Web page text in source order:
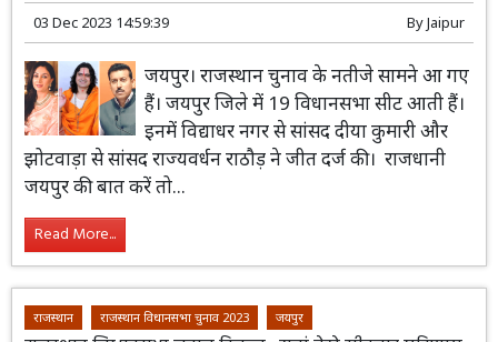
03 Dec 2023 14:59:39 ByJaipur
जयपुर। राजस्थान चुनाव के नतीजे सामने आ गए
हैं। जयपुर जिले में 19 विधानसभा सीट आती हैं।
इनमें विद्याधर नगर से सांसद दीया कुमारी और
झोटवाड़ा से सांसद राज्यवर्धन राठौड़ ने जीत दर्ज की। राजधानी
जयपुर की बात करें तो...
Read More...
राजस्थान राजस्थान विधानसभा चुनाव 2023 जयपुर